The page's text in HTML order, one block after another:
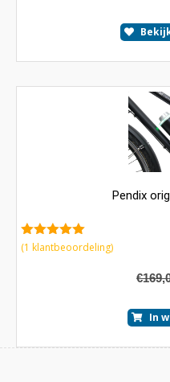
Pendix
5.00van 5
(1 klantbeoordeling)
€
In